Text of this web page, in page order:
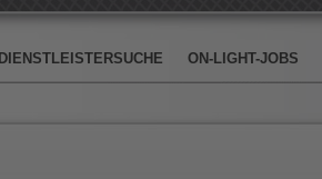
DIENSTLEISTERSUCHE ON-LIGHT-JOBS